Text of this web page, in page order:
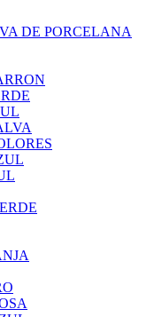
DE PORCELANA